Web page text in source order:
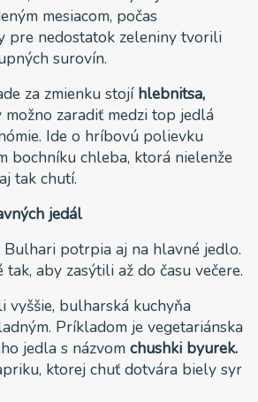
mesiacom, počas
pre nedostatok zeleniny tvorili
surovín.
za zmienku stojí hlebnitsa,
zaradiť medzi top jedlá
Ide o hríbovú polievku
bochníku chleba, ktorá nielenže
tak chutí.
jedál
potrpia aj na hlavné jedlo.
aby zasýtili až do času večere.
vyššie, bulharská kuchyňa
Príkladom je vegetariánska
jedla s názvom chushki byurek.
ktorej chuť dotvára biely syr